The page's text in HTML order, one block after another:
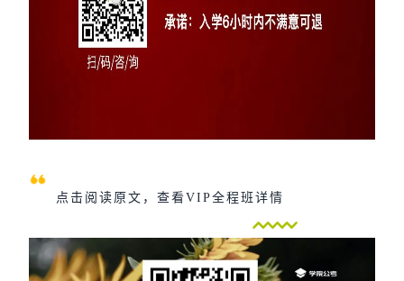
点击阅读原文，查看VIP全程班详情